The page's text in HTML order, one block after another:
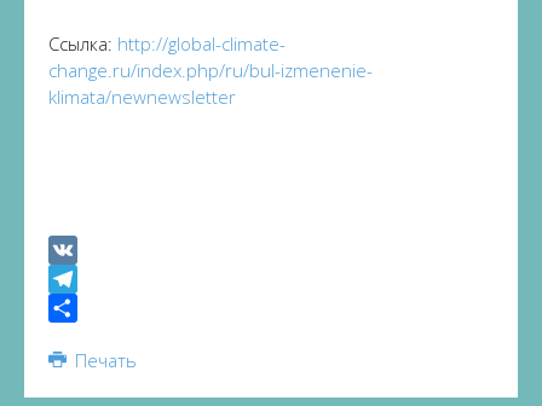
Ссылка: http://global-climate-
change.ru/index.php/ru/bul-izmenenie-
klimata/newnewsletter
VK
Telegram
Печать